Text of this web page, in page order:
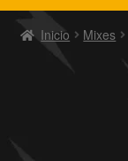
Inicio Mixes